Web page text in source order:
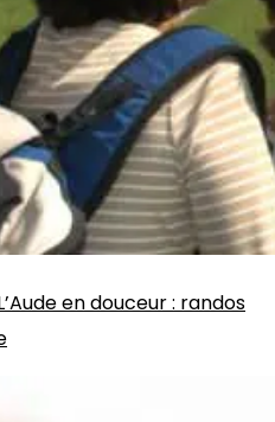
en douceur : randos